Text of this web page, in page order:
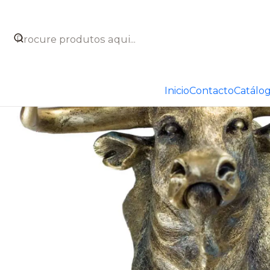
InicioContacto